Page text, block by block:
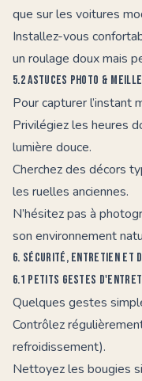
que sur les voitures
Installez-vous
un roulage doux mais
5.2 Astuces photo &
Pour capturer l’instant
Privilégiez les heures
lumière douce.
Cherchez des décors
les ruelles anciennes.
N’hésitez pas à
son environnement
6. Sécurité, entretien et
6.1 Petits gestes
Quelques gestes
Contrôlez
refroidissement).
Nettoyez les bougies